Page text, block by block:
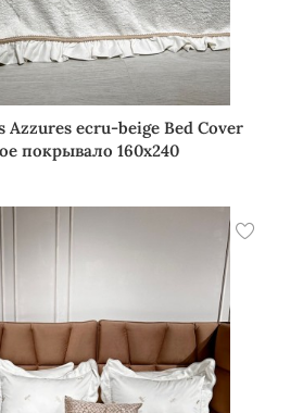
Azzures ecru-beige Bed Cover
покрывало 160х240